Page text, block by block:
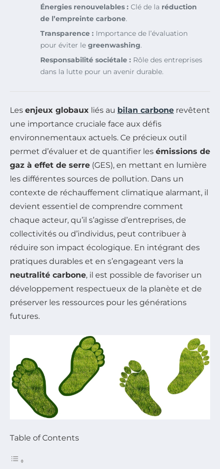
Énergies renouvelables : Clé de la réduction
de l’empreinte carbone.
Transparence : Importance de l’évaluation
pour éviter le greenwashing.
Responsabilité sociétale : Rôle des entreprises
dans la lutte pour un avenir durable.
Les enjeux globaux liés au bilan carbone revêtent
une importance cruciale face aux défis
environnementaux actuels. Ce précieux outil
permet d’évaluer et de quantifier les émissions de
gaz à effet de serre (GES), en mettant en lumière
les différentes sources de pollution. Dans un
contexte de réchauffement climatique alarmant, il
devient essentiel de comprendre comment
chaque acteur, qu’il s’agisse d’entreprises, de
collectivités ou d’individus, peut contribuer à
réduire son impact écologique. En intégrant des
pratiques durables et en s’engageant vers la
neutralité carbone, il est possible de favoriser un
développement respectueux de la planète et de
préserver les ressources pour les générations
futures.
Table of Contents